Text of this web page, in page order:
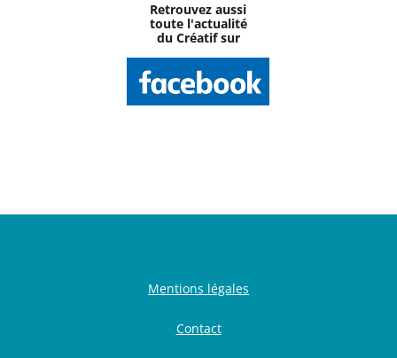
Retrouvez aussi
toute l'actualité
du Créatif sur
Mentions légales
Contact